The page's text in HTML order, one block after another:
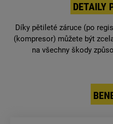
DETAILY
Díky pětileté záruce (po
(kompresor) můžete být
na všechny škody